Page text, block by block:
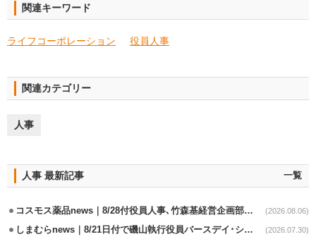
関連キーワード
ライフコーポレーション 役員人事
関連カテゴリー
人事
人事 最新記事 一覧
コスモス薬品news｜8/28付役員人事､竹森基経営企画部長が取締役昇格 (2026.08.06)
しまむらnews｜8/21日付で磯山執行役員バースデイ･シャンブル事業兼任 (2026.07.30)